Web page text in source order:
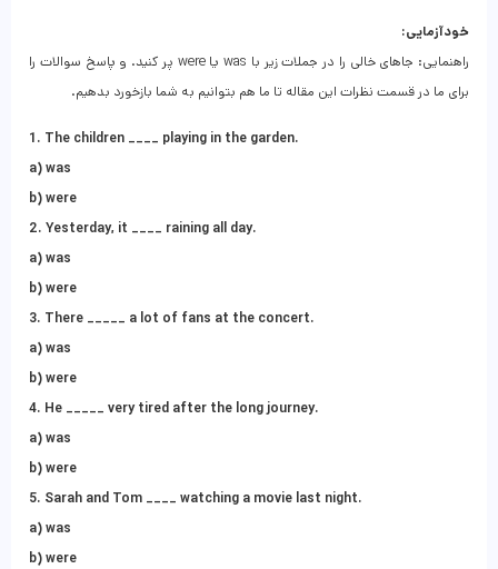
خودآزمایی:
راهنمایی: جاهای خالی را در جملات زیر با was یا were پر کنید. و پاسخ سوالات را
برای ما در قسمت نظرات این مقاله تا ما هم بتوانیم به شما بازخورد بدهیم.
1. The children ____ playing in the garden.
a) was
b) were
2. Yesterday, it ____ raining all day.
a) was
b) were
3. There _____ a lot of fans at the concert.
a) was
b) were
4. He _____ very tired after the long journey.
a) was
b) were
5. Sarah and Tom ____ watching a movie last night.
a) was
b) were